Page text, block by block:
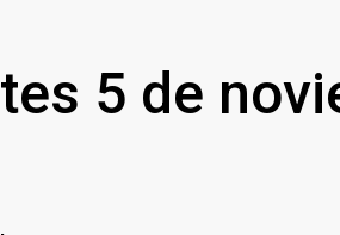
5 de